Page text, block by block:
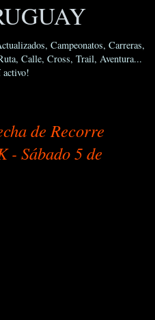
Campeonatos, Carreras,
Calle, Cross, Trail, Aventura...
activo!
de Recorre
- Sábado 5 de